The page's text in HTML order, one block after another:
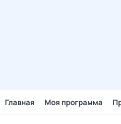
Главная Моя программа